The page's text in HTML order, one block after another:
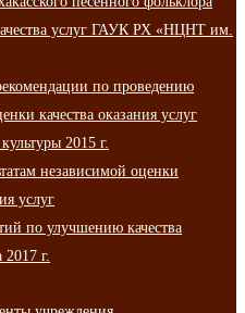
услуг ГАУК РХ «НЦНТ им.
по проведению
качества оказания услуг
2015 г.
независимой оценки
услуг
по улучшению качества
2017 г.